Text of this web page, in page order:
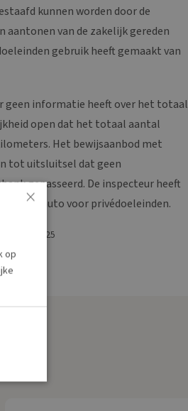
kunnen worden door de
van de zakelijk gereden
gebruik heeft gemaakt van
geen informatie heeft over het totaal
open dat het totaal aantal
Het bewijsaanbod met
tot uitsluitsel dat geen
gepasseerd. De inspecteur heeft
van de auto voor privédoeleinden.
| 09-02-2025
×
op